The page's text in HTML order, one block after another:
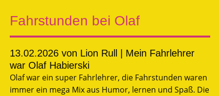
Fahrstunden bei Olaf
13.02.2026 von Lion Rull | Mein Fahrlehrer
war Olaf Habierski
Olaf war ein super Fahrlehrer, die Fahrstunden waren
immer ein mega Mix aus Humor, lernen und Spaß. Die